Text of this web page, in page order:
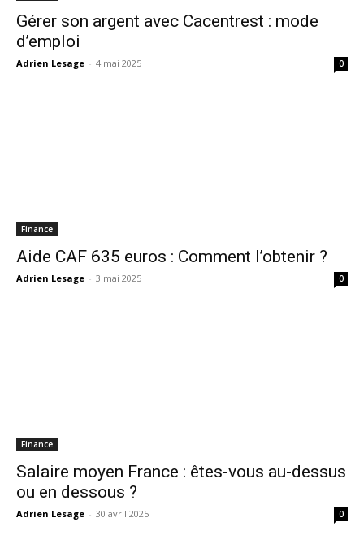
Gérer son argent avec Cacentrest : mode
d’emploi
Adrien Lesage - 4 mai 2025 0
Finance
Aide CAF 635 euros : Comment l’obtenir ?
Adrien Lesage - 3 mai 2025 0
Finance
Salaire moyen France : êtes-vous au-dessus
ou en dessous ?
Adrien Lesage - 30 avril 2025 0